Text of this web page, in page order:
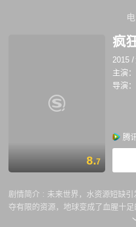
8.7
疯
2015 /
主演：
导演：
腾讯
剧情简介 : 未来世界，水资源短缺
夺有限的资源，地球变成了血腥十
戈壁山谷建立了难以撼动的强大武